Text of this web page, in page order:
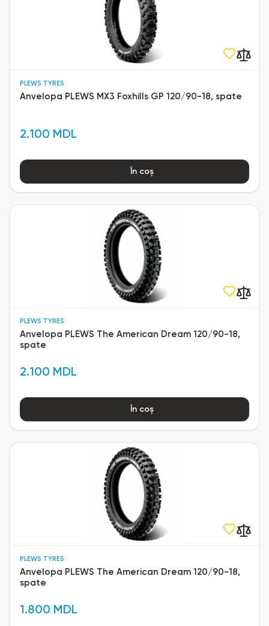
PLEWS TYRES
Anvelopa PLEWS MX3 Foxhills GP 120/90-18, spate
2.100 MDL
În coș
PLEWS TYRES
Anvelopa PLEWS The American Dream 120/90-18,
spate
2.100 MDL
În coș
PLEWS TYRES
Anvelopa PLEWS The American Dream 120/90-18,
spate
1.800 MDL